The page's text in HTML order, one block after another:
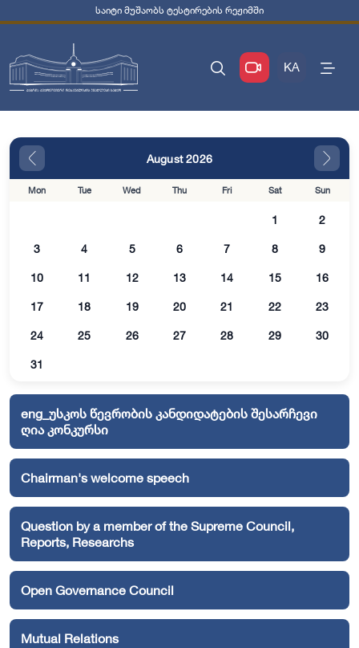
საიტი მუშაობს ტესტირების რეჟიმში
KA
August 2026
Mon Tue Wed Thu Fri Sat Sun
1 2
3 4 5 6 7 8 9
10 11 12 13 14 15 16
17 18 19 20 21 22 23
24 25 26 27 28 29 30
31
eng_უსკოს წევრობის კანდიდატების შესარჩევი
ღია კონკურსი
Chairman's welcome speech
Question by a member of the Supreme Council,
Reports, Researchs
Open Governance Council
Mutual Relations